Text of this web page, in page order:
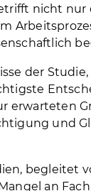
nicht
der
erwarteten
und
begleitet
an